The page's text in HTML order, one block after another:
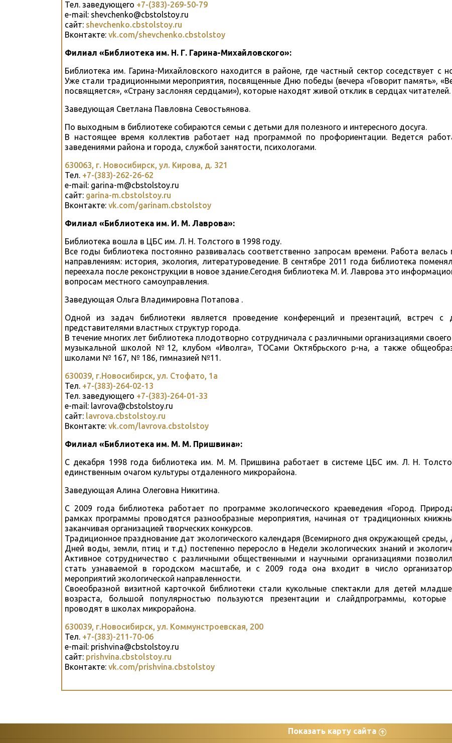
Тел. заведующего +7-(383)-269-50-79
e-mail: shevchenko@cbstolstoy.ru
сайт: shevchenko.cbstolstoy.ru
Вконтакте: vk.com/shevchenko.cbstolstoy
Филиал «Библиотека им. Н. Г. Гарина-Михайловского»:
Библиотека им. Гарина-Михайловского находится в районе, где частный сектор соседствует с
Уже стали традиционными мероприятия, посвященные Дню победы (вечера «Говорит память»,
посвящяется», «Страну заслоняя сердцами»), которые находят живой отклик в сердцах читателей.
Заведующая Светлана Павловна Севостьянова.
По выходным в библиотеке собираются семьи с детьми для полезного и интересного досуга.
В настоящее время коллектив работает над программой по профориентации. Ведется
заведениями района и города, службой занятости, психологами.
630063, г. Новосибирск, ул. Кирова, д. 321
Тел. +7-(383)-262-26-62
e-mail: garina-m@cbstolstoy.ru
сайт: garina-m.cbstolstoy.ru
Вконтакте: vk.com/garinam.cbstolstoy
Филиал «Библиотека им. И. М. Лаврова»:
Библиотека вошла в ЦБС им. Л. Н. Толстого в 1998 году.
Все годы библиотека постоянно развивалась соответственно запросам времени. Работа
направлениям: история, экология, литературоведение. В сентябре 2011 года библиотека
переехала после реконструкции в новое здание.Сегодня библиотека М. И. Лаврова это
вопросам местного самоуправления.
Заведующая Ольга Владимировна Потапова .
Одной из задач библиотеки является проведение конференций и презентаций, встреч с
представителями властных структур города.
В течение многих лет библиотека плодотворно сотрудничала с различными организациями
музыкальной школой №12, клубом «Иволга», ТОСами Октябрьского р-на, а также
школами № 167, № 186, гимназией №11.
630039, г.Новосибирск, ул. Стофато, 1а
Тел. +7-(383)-264-02-13
Тел. заведующего +7-(383)-264-01-33
e-mail: lavrova@cbstolstoy.ru
сайт: lavrova.cbstolstoy.ru
Вконтакте: vk.com/lavrova.cbstolstoy
Филиал «Библиотека им. М. М. Пришвина»:
С декабря 1998 года библиотека им. М. М. Пришвина работает в системе ЦБС им. Л. Н.
единственным очагом культуры отдаленного микрорайона.
Заведующая Алина Олеговна Никитина.
С 2009 года библиотека работает по программе экологического краеведения «Город.
рамках программы проводятся разнообразные мероприятия, начиная от традиционных
заканчивая организацией творческих конкурсов.
Традиционное празднование дат экологического календаря (Всемирного дня окружающей среды,
Дней воды, земли, птиц и т.д.) постепенно переросло в Недели экологических знаний и
Активное сотрудничество с различными общественными и научными организациями
стать узнаваемой в городском масштабе, и с 2009 года она входит в число
мероприятий экологической направленности.
Своеобразной визитной карточкой библиотеки стали кукольные спектакли для детей
возраста, большой популярностью пользуются презентации и слайдпрограммы, которые
проводят в школах микрорайона.
630039, г.Новосибирск, ул. Коммунстроевская, 200
Тел. +7-(383)-211-70-06
e-mail: prishvina@cbstolstoy.ru
сайт: prishvina.cbstolstoy.ru
Вконтакте: vk.com/prishvina.cbstolstoy
Показать карту сайта